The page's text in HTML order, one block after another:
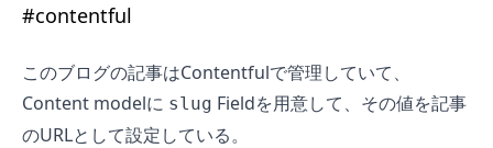
#contentful
このブログの記事はContentfulで管理していて、
Content modelに slug Fieldを用意して、その値を記事
のURLとして設定している。